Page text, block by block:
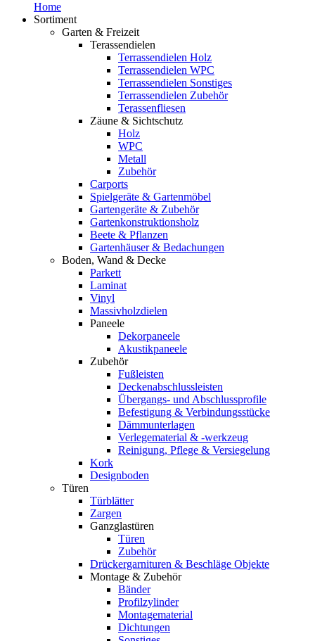
Home
Sortiment
Garten & Freizeit
Terassendielen
Terrassendielen Holz
Terrassendielen WPC
Terrassendielen Sonstiges
Terrassendielen Zubehör
Terassenfliesen
Zäune & Sichtschutz
Holz
WPC
Metall
Zubehör
Carports
Spielgeräte & Gartenmöbel
Gartengeräte & Zubehör
Gartenkonstruktionsholz
Beete & Pflanzen
Gartenhäuser & Bedachungen
Boden, Wand & Decke
Parkett
Laminat
Vinyl
Massivholzdielen
Paneele
Dekorpaneele
Akustikpaneele
Zubehör
Fußleisten
Deckenabschlussleisten
Übergangs- und Abschlussprofile
Befestigung & Verbindungsstücke
Dämmunterlagen
Verlegematerial & -werkzeug
Reinigung, Pflege & Versiegelung
Kork
Designboden
Türen
Türblätter
Zargen
Ganzglastüren
Türen
Zubehör
Drückergarnituren & Beschläge Objekte
Montage & Zubehör
Bänder
Profilzylinder
Montagematerial
Dichtungen